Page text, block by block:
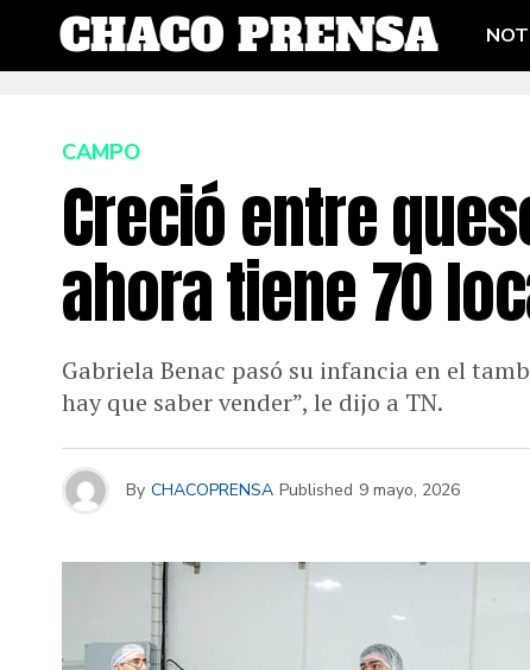
CAMPO
Creció entre
ahora tiene 70
Gabriela Benac pasó su infancia en el
hay que saber vender”, le dijo a TN.
By CHACOPRENSA Published 9 mayo, 2026